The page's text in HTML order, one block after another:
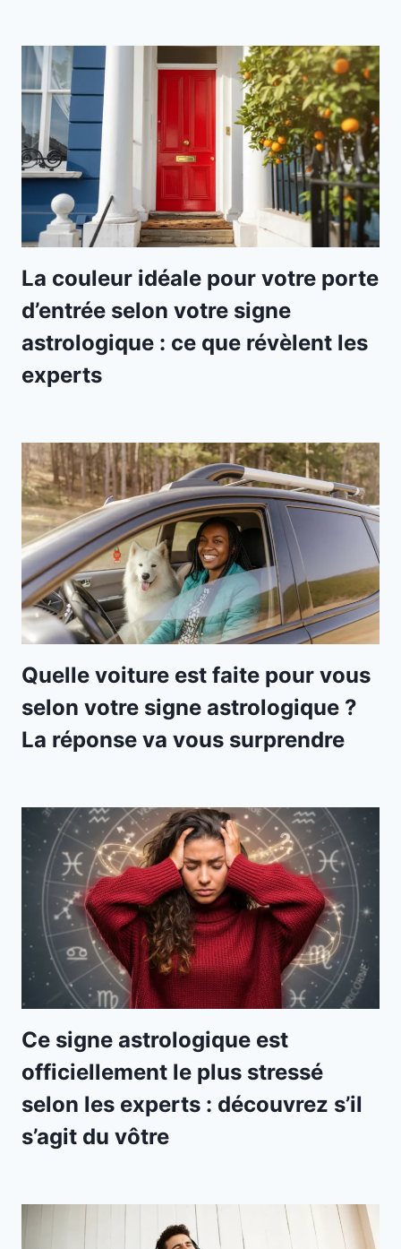
La couleur idéale pour votre porte
d’entrée selon votre signe
astrologique : ce que révèlent les
experts
Quelle voiture est faite pour vous
selon votre signe astrologique ?
La réponse va vous surprendre
Ce signe astrologique est
officiellement le plus stressé
selon les experts : découvrez s’il
s’agit du vôtre